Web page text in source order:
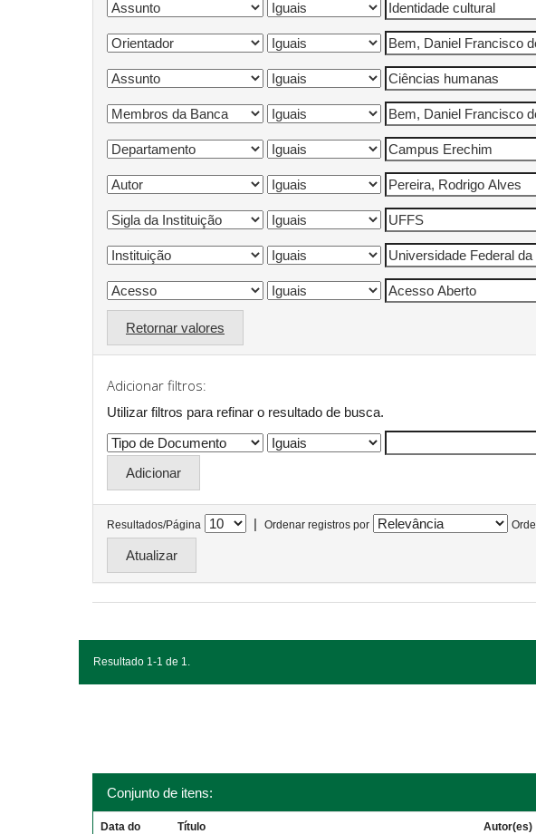
Retornar valores
Adicionar filtros:
Utilizar filtros para refinar o resultado de busca.
Resultados/Página | Ordenar registros por
Resultado 1-1 de 1.
Conjunto de itens:
Data do Título Autor(es)